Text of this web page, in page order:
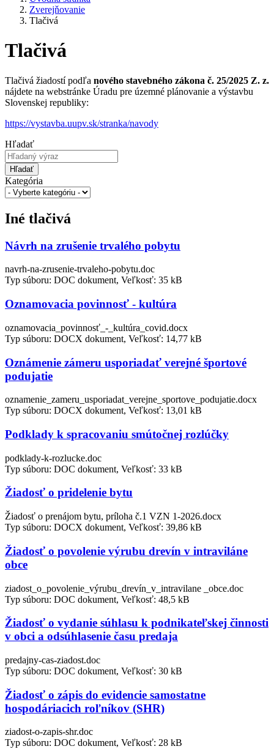
Zverejňovanie
Tlačivá
Tlačivá
Tlačivá žiadostí podľa nového stavebného zákona č. 25/2025 Z. z.
nájdete na webstránke Úradu pre územné plánovanie a výstavbu
Slovenskej republiky:
https://vystavba.uupv.sk/stranka/navody
Hľadať
Hľadať
Kategória
Iné tlačivá
Návrh na zrušenie trvalého pobytu
navrh-na-zrusenie-trvaleho-pobytu.doc
Typ súboru: DOC dokument, Veľkosť: 35 kB
Oznamovacia povinnosť - kultúra
oznamovacia_povinnosť_-_kultúra_covid.docx
Typ súboru: DOCX dokument, Veľkosť: 14,77 kB
Oznámenie zámeru usporiadať verejné športové
podujatie
oznamenie_zameru_usporiadat_verejne_sportove_podujatie.docx
Typ súboru: DOCX dokument, Veľkosť: 13,01 kB
Podklady k spracovaniu smútočnej rozlúčky
podklady-k-rozlucke.doc
Typ súboru: DOC dokument, Veľkosť: 33 kB
Žiadosť o pridelenie bytu
Žiadosť o prenájom bytu, príloha č.1 VZN 1-2026.docx
Typ súboru: DOCX dokument, Veľkosť: 39,86 kB
Žiadosť o povolenie výrubu drevín v intraviláne
obce
ziadost_o_povolenie_výrubu_drevín_v_intravilane _obce.doc
Typ súboru: DOC dokument, Veľkosť: 48,5 kB
Žiadosť o vydanie súhlasu k podnikateľskej činnosti
v obci a odsúhlasenie času predaja
predajny-cas-ziadost.doc
Typ súboru: DOC dokument, Veľkosť: 30 kB
Žiadosť o zápis do evidencie samostatne
hospodáriacich roľníkov (SHR)
ziadost-o-zapis-shr.doc
Typ súboru: DOC dokument, Veľkosť: 28 kB